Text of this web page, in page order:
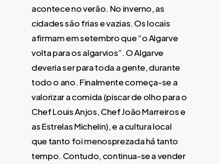
acontece no verão. No inverno, as
cidades são frias e vazias. Os locais
afirmam em setembro que “o Algarve
volta para os algarvios”. O Algarve
deveria ser para toda a gente, durante
todo o ano. Finalmente começa-se a
valorizar a comida (piscar de olho para o
Chef Louis Anjos, Chef João Marreiros e
as Estrelas Michelin), e a cultura local
que tanto foi menosprezada há tanto
tempo. Contudo, continua-se a vender